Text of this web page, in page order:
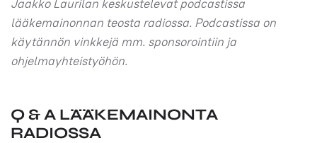
Jaakko Laurilan keskustelevat podcastissa
lääkemainonnan teosta radiossa. Podcastissa on
käytännön vinkkejä mm. sponsorointiin ja
ohjelmayhteistyöhön.
Q & A LÄÄKEMAINONTA
RADIOSSA